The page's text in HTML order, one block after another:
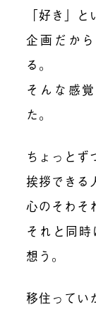
「好き」
企画だか
る。
そんな感
た。
ちょっとず
挨拶できる
心のそわそ
それと同
想う。
移住ってい